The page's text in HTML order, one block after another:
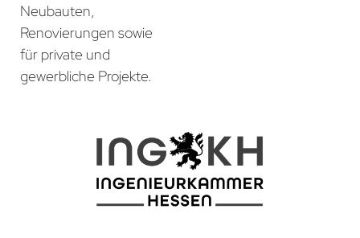
Neubauten,
Renovierungen sowie
für private und
gewerbliche Projekte.